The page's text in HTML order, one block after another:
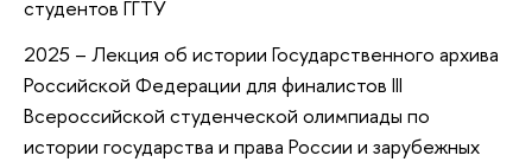
студентов ГГТУ
2025 – Лекция об истории Государственного архива
Российской Федерации для финалистов III
Всероссийской студенческой олимпиады по
истории государства и права России и зарубежных